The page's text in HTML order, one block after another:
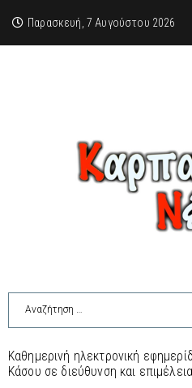
Παρασκευή, 7 Αυγούστου 2026
Καθημερινή ηλεκτρονική
Κάσου σε διεύθυνση και